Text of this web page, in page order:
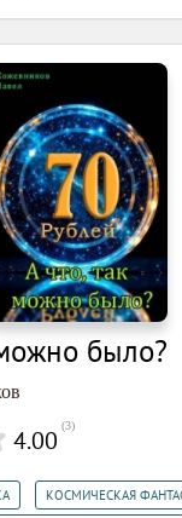
было?
4.00 (3)
КОСМИЧЕСКАЯ